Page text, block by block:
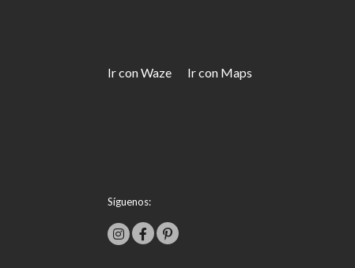
Ir con Waze Ir con Maps
Síguenos: